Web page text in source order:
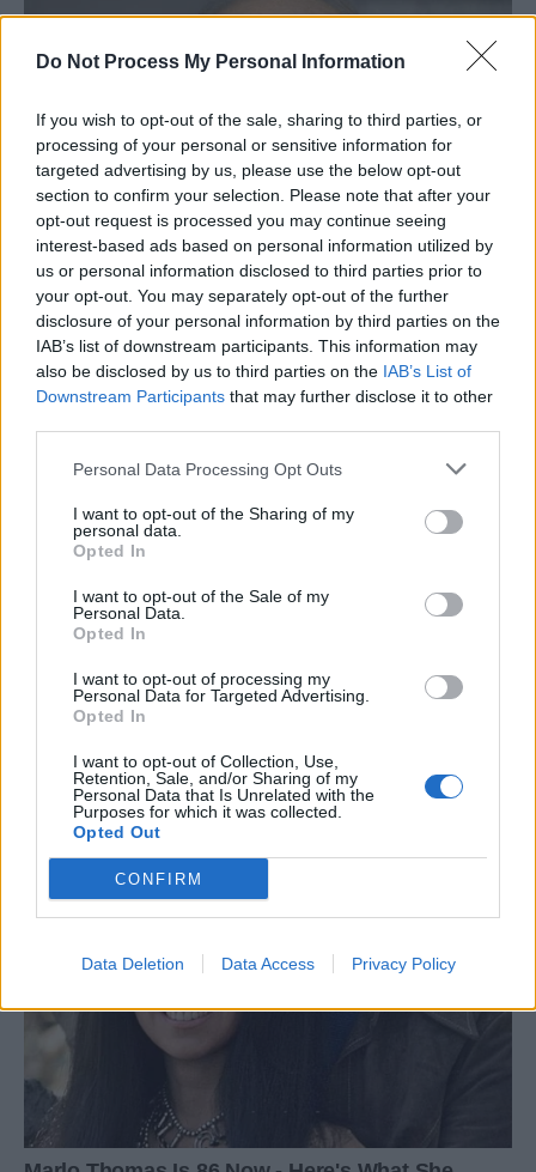
Do Not Process My Personal Information
If you wish to opt-out of the sale, sharing to third parties, or
processing of your personal or sensitive information for
targeted advertising by us, please use the below opt-out
section to confirm your selection. Please note that after your
opt-out request is processed you may continue seeing
interest-based ads based on personal information utilized by
us or personal information disclosed to third parties prior to
your opt-out. You may separately opt-out of the further
disclosure of your personal information by third parties on the
IAB’s list of downstream participants. This information may
also be disclosed by us to third parties on the IAB’s List of
Downstream Participants that may further disclose it to other
Personal Data Processing Opt Outs
I want to opt-out of the Sharing of my
personal data.
Opted In
I want to opt-out of the Sale of my
Personal Data.
Opted In
I want to opt-out of processing my
Personal Data for Targeted Advertising.
Opted In
I want to opt-out of Collection, Use,
Retention, Sale, and/or Sharing of my
Personal Data that Is Unrelated with the
Purposes for which it was collected.
Opted Out
CONFIRM
Data Deletion Data Access Privacy Policy